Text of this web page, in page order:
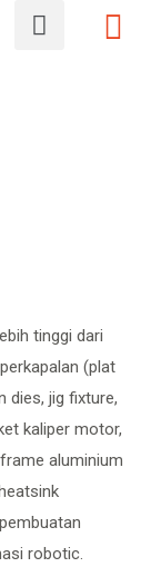
tinggi dari
(plat
dies, jig fixture,
kaliper motor,
aluminium
robotic.